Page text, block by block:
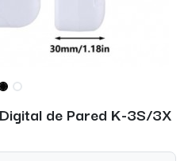
de Pared K-3S/3X